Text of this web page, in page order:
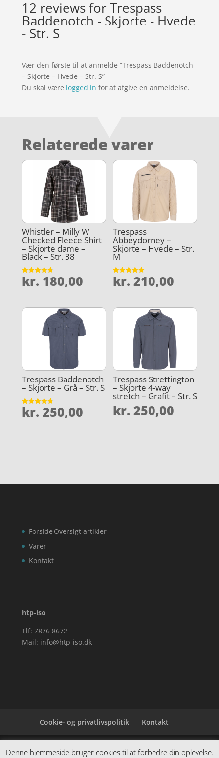
12 reviews forTrespass
Baddenotch - Skjorte - Hvede
- Str. S
Vær den første til at anmelde “Trespass Baddenotch
– Skjorte – Hvede – Str. S”
Du skal være logged in for at afgive en anmeldelse.
Relaterede varer
Whistler – Milly W
Checked Fleece Shirt
– Skjorte dame –
Black – Str. 38
Vurderet
4.7
kr. 180,00
Trespass
Abbeydorney –
Skjorte – Hvede – Str.
M
Vurderet
5
kr. 210,00
Trespass Baddenotch
– Skjorte – Grå – Str. S
Vurderet
4.8
kr. 250,00
Trespass Strettington
– Skjorte 4-way
stretch – Grafit – Str. S
kr. 250,00
Forside
Varer
Kontakt
Oversigt artikler
htp-iso
Tlf: 7876 8672
Mail: info@htp-iso.dk
Cookie- og privatlivspolitik Kontakt
Denne hjemmeside samler et bredt udvalg af
Denne hjemmeside bruger cookies til at forbedre din oplevelse.